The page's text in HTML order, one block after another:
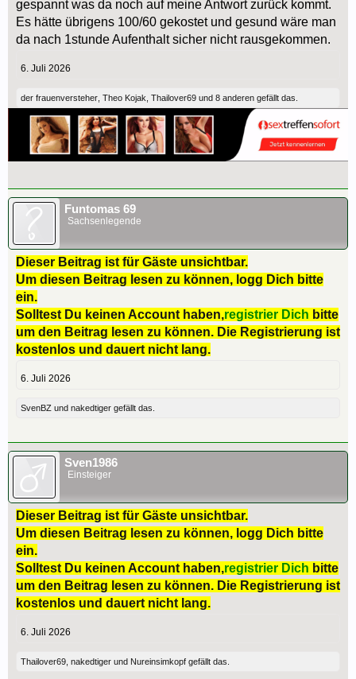
gespannt was da noch auf meine Antwort zurück kommt.
Es hätte übrigens 100/60 gekostet und gesund wäre man
da nach 1stunde Aufenthalt sicher nicht rausgekommen.
6. Juli 2026
der frauenversteher Theo Kojak Thailover69 und 8 anderen gefällt das.
Funtomas 69
Sachsenlegende
Dieser Beitrag ist für Gäste unsichtbar.
Um diesen Beitrag lesen zu können, logg Dich bitte
ein.
Solltest Du keinen Account haben,registrier Dich bitte
um den Beitrag lesen zu können. Die Registrierung ist
kostenlos und dauert nicht lang.
6. Juli 2026
SvenBZ und nakedtiger gefällt das.
Sven1986
Einsteiger
Dieser Beitrag ist für Gäste unsichtbar.
Um diesen Beitrag lesen zu können, logg Dich bitte
ein.
Solltest Du keinen Account haben,registrier Dich bitte
um den Beitrag lesen zu können. Die Registrierung ist
kostenlos und dauert nicht lang.
6. Juli 2026
Thailover69, nakedtiger und Nureinsimkopf gefällt das.